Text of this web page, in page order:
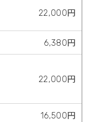
22,000円
6,380円
22,000円
16,500円